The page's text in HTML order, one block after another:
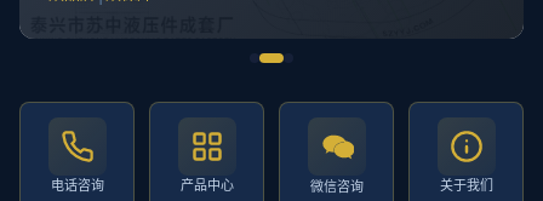
电话咨询 产品中心 微信咨询 关于我们